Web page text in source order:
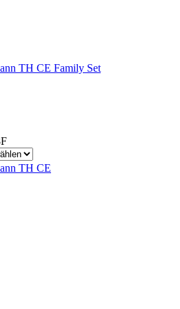
TH CE Family Set
TH CE